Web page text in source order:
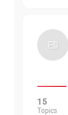
15
Topics